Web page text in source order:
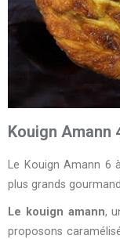
Kouign Amann
Le Kouign Amann 6
plus grands
Le kouign amann,
proposons